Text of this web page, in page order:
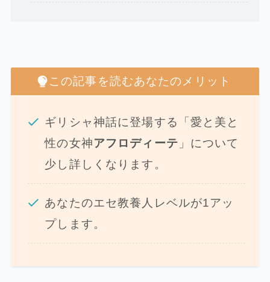
この記事を読むあなたのメリット
ギリシャ神話に登場する「愛と美と
性の女神アフロディーテ 」について
少し詳しくなります。
あなたのエセ教養人レベルが1アッ
プします。